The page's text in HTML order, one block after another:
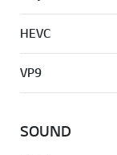
HEVC
VP9
SOUND